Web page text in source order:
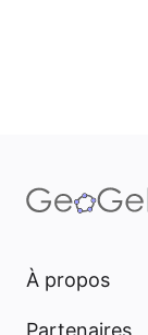
À propos
Partenaires